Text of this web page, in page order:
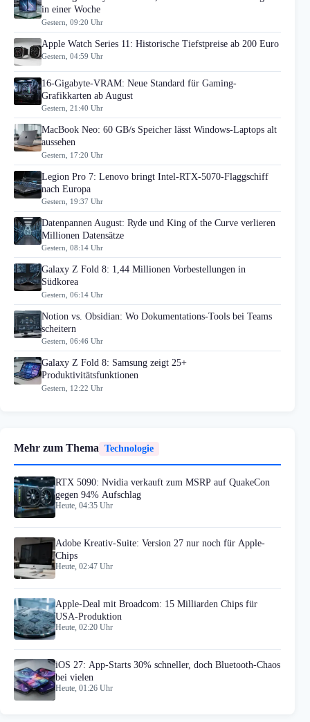
in einer Woche
Gestern, 09:20 Uhr
Apple Watch Series 11: Historische Tiefstpreise ab 200 Euro
Gestern, 04:59 Uhr
16-Gigabyte-VRAM: Neue Standard für Gaming-
Grafikkarten ab August
Gestern, 21:40 Uhr
MacBook Neo: 60 GB/s Speicher lässt Windows-Laptops alt
aussehen
Gestern, 17:20 Uhr
Legion Pro 7: Lenovo bringt Intel-RTX-5070-Flaggschiff
nach Europa
Gestern, 19:37 Uhr
Datenpannen August: Ryde und King of the Curve verlieren
Millionen Datensätze
Gestern, 08:14 Uhr
Galaxy Z Fold 8: 1,44 Millionen Vorbestellungen in
Südkorea
Gestern, 06:14 Uhr
Notion vs. Obsidian: Wo Dokumentations-Tools bei Teams
scheitern
Gestern, 06:46 Uhr
Galaxy Z Fold 8: Samsung zeigt 25+
Produktivitätsfunktionen
Gestern, 12:22 Uhr
Mehr zum Thema Technologie
RTX 5090: Nvidia verkauft zum MSRP auf QuakeCon
gegen 94% Aufschlag
Heute, 04:35 Uhr
Adobe Kreativ-Suite: Version 27 nur noch für Apple-
Chips
Heute, 02:47 Uhr
Apple-Deal mit Broadcom: 15 Milliarden Chips für
USA-Produktion
Heute, 02:20 Uhr
iOS 27: App-Starts 30% schneller, doch Bluetooth-Chaos
bei vielen
Heute, 01:26 Uhr